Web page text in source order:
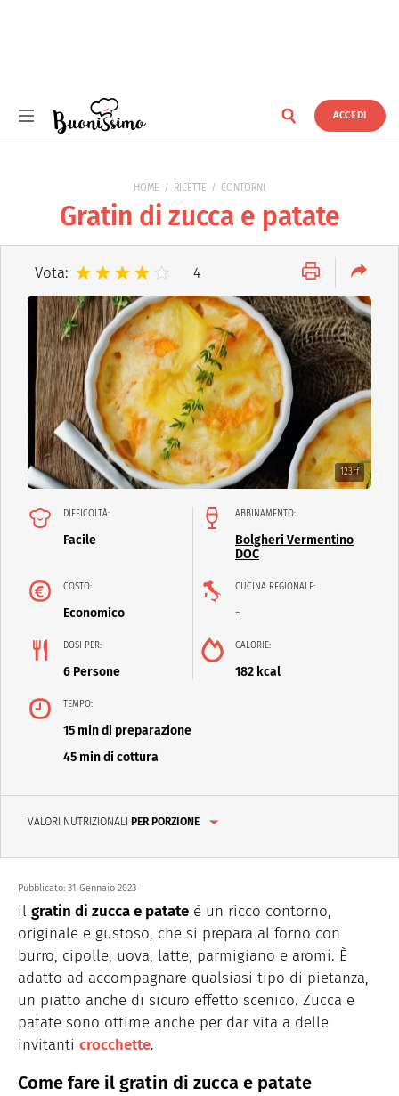
ACCEDI
HOME RICETTE CONTORNI
Gratin di zucca e patate
Vota: 4
123rf
DIFFICOLTÀ:
Facile
ABBINAMENTO:
Bolgheri Vermentino
DOC
COSTO:
Economico
CUCINA REGIONALE:
-
DOSI PER:
6 Persone
CALORIE:
182 kcal
TEMPO:
15 min di preparazione
45 min di cottura
VALORI NUTRIZIONALI PER PORZIONE
Pubblicato: 31 Gennaio 2023
Il gratin di zucca e patate è un ricco contorno,
originale e gustoso, che si prepara al forno con
burro, cipolle, uova, latte, parmigiano e aromi. È
adatto ad accompagnare qualsiasi tipo di pietanza,
un piatto anche di sicuro effetto scenico. Zucca e
patate sono ottime anche per dar vita a delle
invitanti crocchette.
Come fare il gratin di zucca e patate